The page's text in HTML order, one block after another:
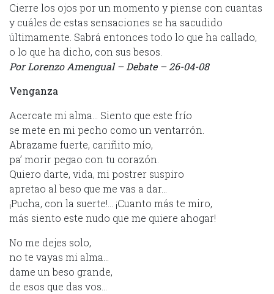
Cierre los ojos por un momento y piense con cuantas
y cuáles de estas sensaciones se ha sacudido
últimamente. Sabrá entonces todo lo que ha callado,
o lo que ha dicho, con sus besos.
Por Lorenzo Amengual – Debate – 26-04-08
Venganza
Acercate mi alma… Siento que este frío
se mete en mi pecho como un ventarrón.
Abrazame fuerte, cariñito mío,
pa’ morir pegao con tu corazón.
Quiero darte, vida, mi postrer suspiro
apretao al beso que me vas a dar…
¡Pucha, con la suerte!… ¡Cuanto más te miro,
más siento este nudo que me quiere ahogar!
No me dejes solo,
no te vayas mi alma…
dame un beso grande,
de esos que das vos…